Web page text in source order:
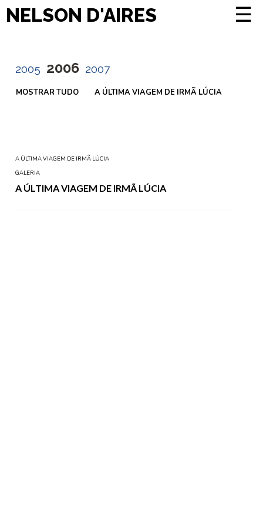
NELSON D'AIRES ☰
2005 2006 2007
MOSTRAR TUDO A ÚLTIMA VIAGEM DE IRMÃ LÚCIA
A ÚLTIMA VIAGEM DE IRMÃ LÚCIA
GALERIA
A ÚLTIMA VIAGEM DE IRMÃ LÚCIA